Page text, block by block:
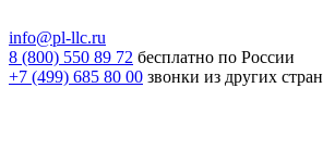
info@pl-llc.ru
8 (800) 550 89 72 бесплатно по России
+7 (499) 685 80 00 звонки из других стран